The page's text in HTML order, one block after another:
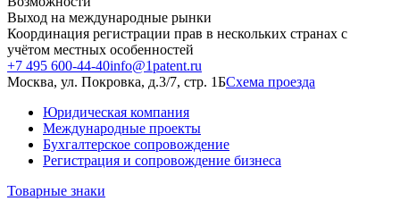
Выход на международные рынки
Координация регистрации прав в нескольких странах с
учётом местных особенностей
+7 495 600-44-40info@1patent.ru
Москва, ул. Покровка, д.3/7, стр. 1БСхема проезда
Юридическая компания
Международные проекты
Бухгалтерское сопровождение
Регистрация и сопровождение бизнеса
Товарные знаки